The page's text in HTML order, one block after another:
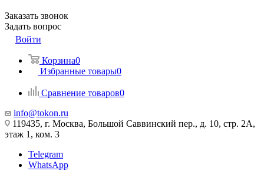
Заказать звонок
Задать вопрос
Войти
Корзина0
Избранные товары0
Сравнение товаров0
info@tokon.ru
119435, г. Москва, Большой Саввинский пер., д. 10, стр. 2А,
этаж 1, ком. 3
Telegram
WhatsApp